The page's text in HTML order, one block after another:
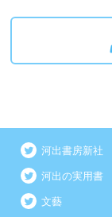
河出書房新社
河出の実用書
文藝